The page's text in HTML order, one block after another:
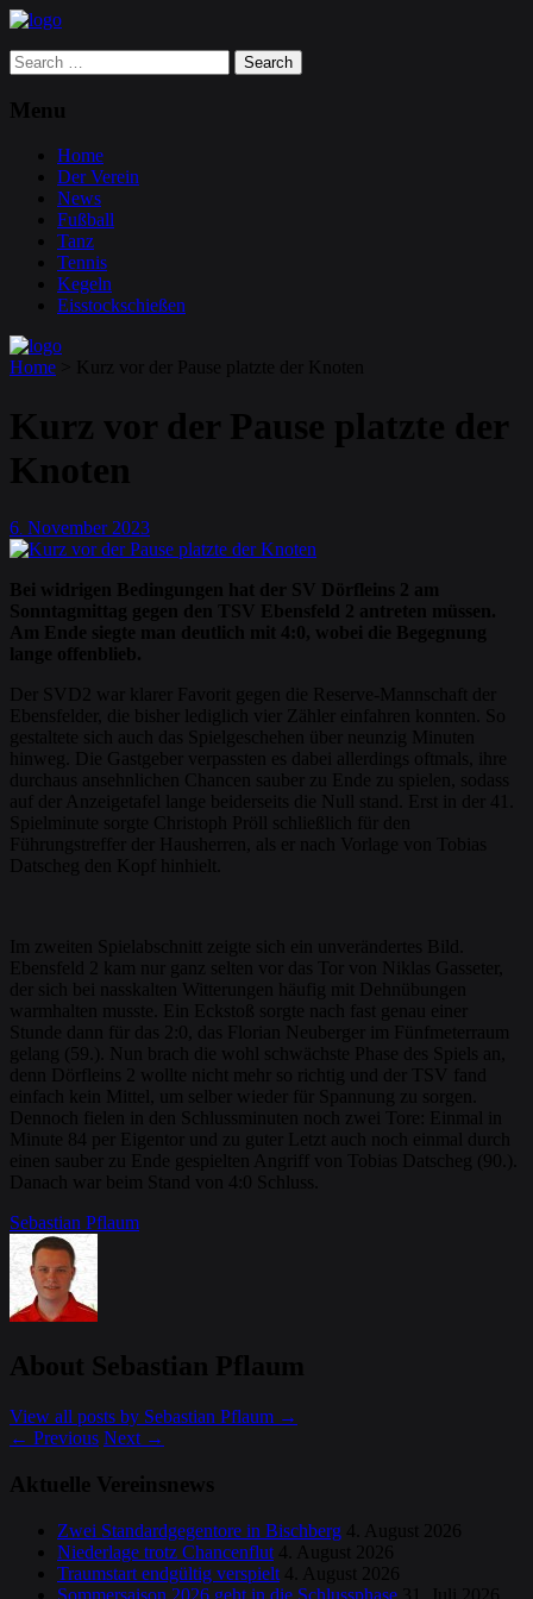
Search
for:
Menu
Home
Der Verein
News
Fußball
Tanz
Tennis
Kegeln
Eisstockschießen
Home Kurz vor der Pause platzte der Knoten
Kurz vor der Pause platzte der
Knoten
6. November 2023
Bei widrigen Bedingungen hat der SV Dörfleins 2 am
Sonntagmittag gegen den TSV Ebensfeld 2 antreten müssen.
Am Ende siegte man deutlich mit 4:0, wobei die Begegnung
lange offenblieb.
Der SVD2 war klarer Favorit gegen die Reserve-Mannschaft der
Ebensfelder, die bisher lediglich vier Zähler einfahren konnten. So
gestaltete sich auch das Spielgeschehen über neunzig Minuten
hinweg. Die Gastgeber verpassten es dabei allerdings oftmals, ihre
durchaus ansehnlichen Chancen sauber zu Ende zu spielen, sodass
auf der Anzeigetafel lange beiderseits die Null stand. Erst in der 41.
Spielminute sorgte Christoph Pröll schließlich für den
Führungstreffer der Hausherren, als er nach Vorlage von Tobias
Datscheg den Kopf hinhielt.
Im zweiten Spielabschnitt zeigte sich ein unverändertes Bild.
Ebensfeld 2 kam nur ganz selten vor das Tor von Niklas Gasseter,
der sich bei nasskalten Witterungen häufig mit Dehnübungen
warmhalten musste. Ein Eckstoß sorgte nach fast genau einer
Stunde dann für das 2:0, das Florian Neuberger im Fünfmeterraum
gelang (59.). Nun brach die wohl schwächste Phase des Spiels an,
denn Dörfleins 2 wollte nicht mehr so richtig und der TSV fand
einfach kein Mittel, um selber wieder für Spannung zu sorgen.
Dennoch fielen in den Schlussminuten noch zwei Tore: Einmal in
Minute 84 per Eigentor und zu guter Letzt auch noch einmal durch
einen sauber zu Ende gespielten Angriff von Tobias Datscheg (90.).
Danach war beim Stand von 4:0 Schluss.
Sebastian Pflaum
About Sebastian Pflaum
View all posts by Sebastian Pflaum →
← Previous Next →
Aktuelle Vereinsnews
Zwei Standardgegentore in Bischberg 4. August 2026
Niederlage trotz Chancenflut 4. August 2026
Traumstart endgültig verspielt 4. August 2026
Sommersaison 2026 geht in die Schlussphase 31. Juli 2026